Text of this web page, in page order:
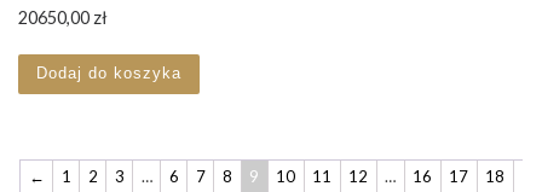
20650,00 zł
Dodaj do koszyka
← 1 2 3 … 6 7 8 9 10 11 12 … 16 17
18